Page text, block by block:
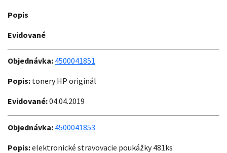
Popis
Evidované
Objednávka: 4500041851
Popis: tonery HP originál
Evidované:04.04.2019
Objednávka: 4500041853
Popis:elektronické stravovacie poukážky 481ks